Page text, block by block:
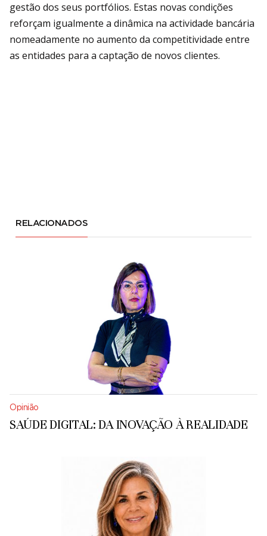
gestão dos seus portfólios. Estas novas condições
reforçam igualmente a dinâmica na actividade bancária
nomeadamente no aumento da competitividade entre
as entidades para a captação de novos clientes.
RELACIONADOS
Opinião
SAÚDE DIGITAL: DA INOVAÇÃO À REALIDADE